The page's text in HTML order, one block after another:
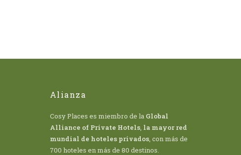
Alianza
Cosy Places es miembro de la Global
Alliance of Private Hotels, la mayor red
mundial de hoteles privados, con más de
700 hoteles en más de 80 destinos.